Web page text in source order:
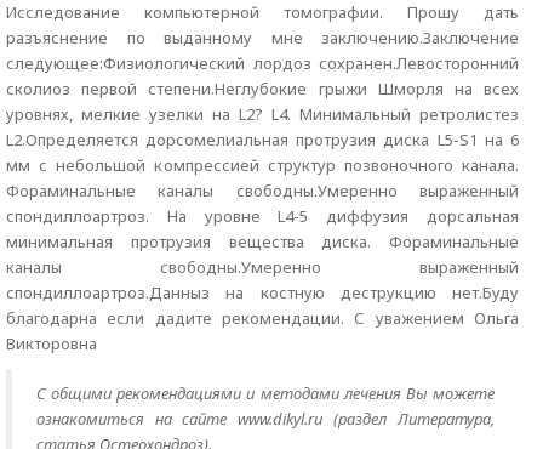
Исследование компьютерной томографии. Прошу дать
разъяснение по выданному мне заключению.Заключение
следующее:Физиологический лордоз сохранен.Левосторонний
сколиоз первой степени.Неглубокие грыжи Шморля на всех
уровнях, мелкие узелки на L2? L4. Минимальный ретролистез
L2.Определяется дорсомелиальная протрузия диска L5-S1 на 6
мм с небольшой компрессией структур позвоночного канала.
Фораминальные каналы свободны.Умеренно выраженный
спондиллоартроз. На уровне L4-5 диффузия дорсальная
минимальная протрузия вещества диска. Фораминальные
каналы свободны.Умеренно выраженный
спондиллоартроз.Данныз на костную деструкцию нет.Буду
благодарна если дадите рекомендации. С уважением Ольга
Викторовна
С общими рекомендациями и методами лечения Вы можете
ознакомиться на сайте www.dikyl.ru (раздел Литература,
статья Остеохондроз).